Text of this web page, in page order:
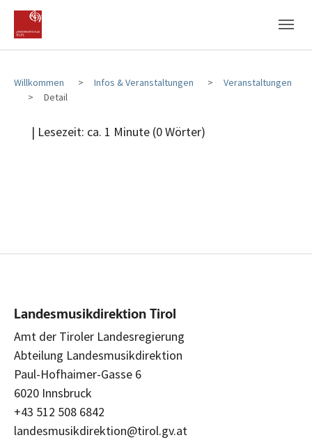
Zum Hauptinhalt
Zum Fußbereich
Willkommen Infos & Veranstaltungen
Veranstaltungen
Detail
| Lesezeit: ca. 1 Minute (0 Wörter)
Landesmusikdirektion Tirol
Amt der Tiroler Landesregierung
Abteilung Landesmusikdirektion
Paul-Hofhaimer-Gasse 6
6020 Innsbruck
+43 512 508 6842
landesmusikdirektion@tirol.gv.at